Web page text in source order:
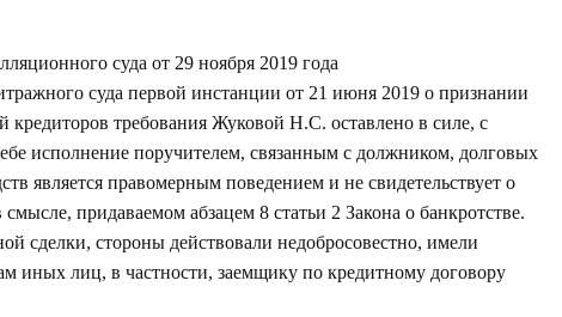
суда от 29 ноября 2019 года
суда первой инстанции от 21 июня 2019 о признании
требования Жуковой Н.С. оставлено в силе, с
исполнение поручителем, связанным с должником, долговых
является правомерным поведением и не свидетельствует о
придаваемом абзацем 8 статьи 2 Закона о банкротстве.
сделки, стороны действовали недобросовестно, имели
иных лиц, в частности, заемщику по кредитному договору